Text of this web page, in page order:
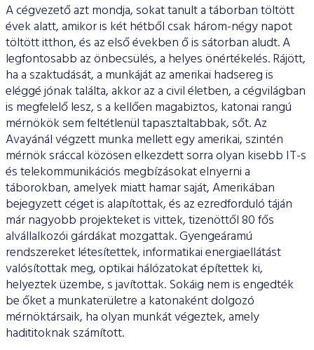
A cégvezető azt mondja, sokat tanult a táborban töltött
évek alatt, amikor is két hétből csak három-négy napot
töltött itthon, és az első években ő is sátorban aludt. A
legfontosabb az önbe­csülés, a helyes önértékelés. Rájött,
ha a szaktudását, a munká­ját az amerikai hadsereg is
eléggé jónak találta, akkor az a civil életben, a cégvilágban
is megfelelő lesz, s a kellően magabiztos, katonai rangú
mérnökök sem feltétlenül tapasztaltabbak, sőt. Az
Avayánál végzett munka mellett egy amerikai, szintén
mérnök sráccal közösen elkezdett sorra olyan kisebb IT-s
és telekommu­nikációs megbízásokat elnyerni a
táborokban, amelyek miatt ha­mar saját, Amerikában
bejegyzett céget is alapítottak, és az ez­redforduló táján
már nagyobb projekteket is vittek, tizenöttől 80 fős
alvállalkozói gárdákat mozgattak. Gyengeáramú
rendszereket létesítettek, informatikai energiaellátást
valósítottak meg, optikai hálózatokat építettek ki,
helyeztek üzembe, s javítottak. Sokáig nem is engedték
be őket a munkaterületre a katonaként dolgo­zó
mérnöktársaik, ha olyan munkát végeztek, amely
hadititoknak számított.